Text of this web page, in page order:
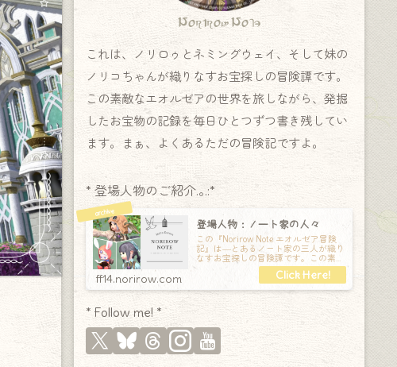
Norirow Note
これは、ノリロゥとネミングウェイ、そして妹の
ノリコちゃんが織りなすお宝探しの冒険譚です。
この素敵なエオルゼアの世界を旅しながら、発掘
したお宝物の記録を毎日ひとつずつ書き残してい
ます。まぁ、よくあるただの冒険記ですよ。
* 登場人物のご紹介.｡.:*
登場人物：ノート家の人々
この『Norirow Note エオルゼア冒険
記』は―とあるノート家の三人が織り
なすお宝探しの冒険譚です。この素敵
な Final Fantasy XIV の世界を旅しな
ff14.norirow.com
* Follow me! *